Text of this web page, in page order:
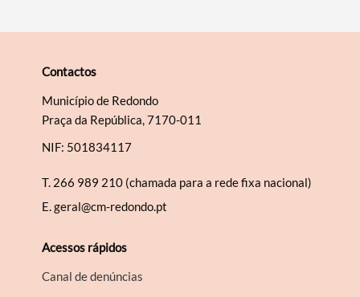
Contactos
Município de Redondo
Praça da República, 7170-011
NIF: 501834117
T. 266 989 210 (chamada para a rede fixa nacional)
E.geral@cm-redondo.pt
Acessos rápidos
Canal de denúncias